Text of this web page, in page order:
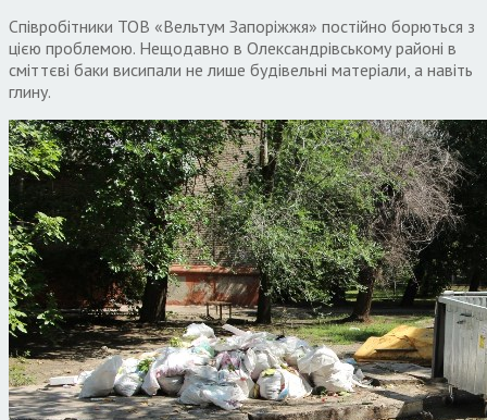
Співробітники ТОВ «Вельтум Запоріжжя» постійно борються з
цією проблемою. Нещодавно в Олександрівському районі в
сміттєві баки висипали не лише будівельні матеріали, а навіть
глину.